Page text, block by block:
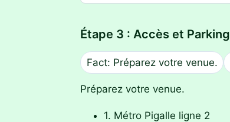
Étape 3 : Accès et Parking
Fact: Préparez votre venue.
Préparez votre venue.
1. Métro Pigalle ligne 2